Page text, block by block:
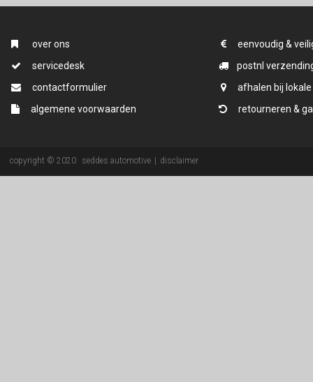
over ons
servicedesk
contactformulier
algemene voorwaarden
eenvoudig &
postnl
afhalen bij
retourneren &
copyright © 2020 seddes automotive disclaimer